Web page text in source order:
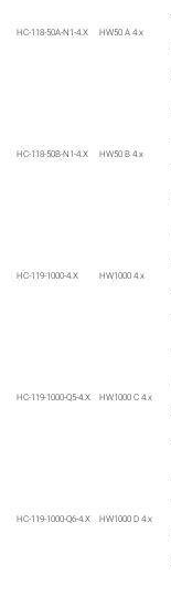
HC-118-50A-N1-4.X HW50 A 4.x
HC-118-50B-N1-4.X HW50 B 4.x
HC-119-1000-4.X HW1000 4.x
HC-119-1000-Q5-4.X HW1000 C 4.x
HC-119-1000-Q6-4.X HW1000 D 4.x